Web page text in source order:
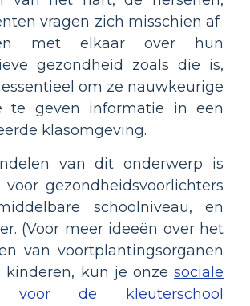
vragen zich misschien af
met elkaar over hun
gezondheid zoals die is,
om ze nauwkeurige
te geven informatie in een
klasomgeving.
van dit onderwerp is
gezondheidsvoorlichters
schoolniveau, en
(Voor meer ideeën over het
van voortplantingsorganen
kinderen, kun je onze sociale
voor de kleuterschool